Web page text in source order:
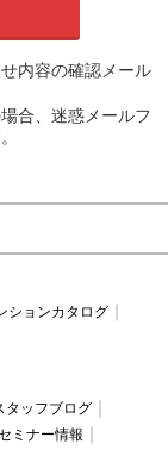
内容の確認メール
合、迷惑メールフ
ションカタログ
タッフブログ
ミナー情報